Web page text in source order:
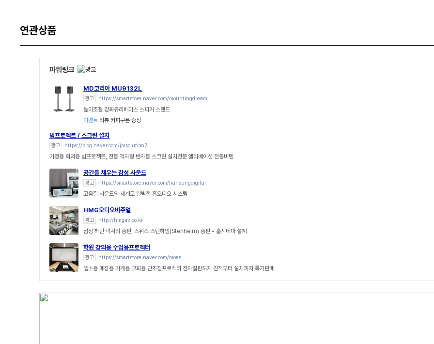
연관상품
파워링크
MD코리아 MU9132L
광고 https://smartstore.naver.com/mountingdream
높이조절 강화유리베이스 스피커 스탠드
이벤트 리뷰 커피쿠폰 증정
빔프로젝트 / 스크린 설치
광고 https://blog.naver.com/jmsolution7
가정용 회의용 빔프로젝트, 전동 액자형 반자동 스크린 설치전문 엘리베이션 전동바텐
공간을 채우는 감성 사운드
광고 https://smartstore.naver.com/hansungdigital
고음질 사운드의 세계로 완벽한 홈오디오 시스템
HMG오디오비주얼
광고 http://hmgav.co.kr
삼성 하만 럭셔리 총판, 스위스 스텐하임(Stenheim) 총판 - 홈시네마 설계
학원 강의용 수업용프로젝터
광고 https://smartstore.naver.com/moes
업소용 매장용 가게용 교회용 단초점프로젝터 전자칠판까지 견적부터 설치까지 특가판매